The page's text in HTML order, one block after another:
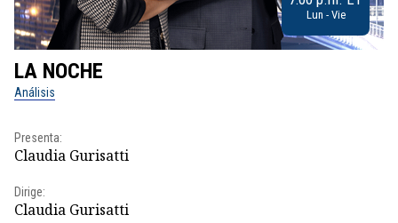
Lun - Vie
LA NOCHE
Análisis
Presenta:
Claudia Gurisatti
Dirige:
Claudia Gurisatti